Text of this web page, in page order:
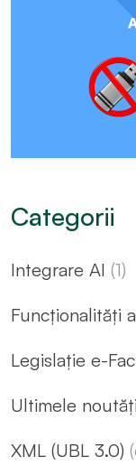
Categorii
Integrare AI (1)
Funcționalități
Legislație e-
Ultimele noutăți
XML (UBL 3.0)